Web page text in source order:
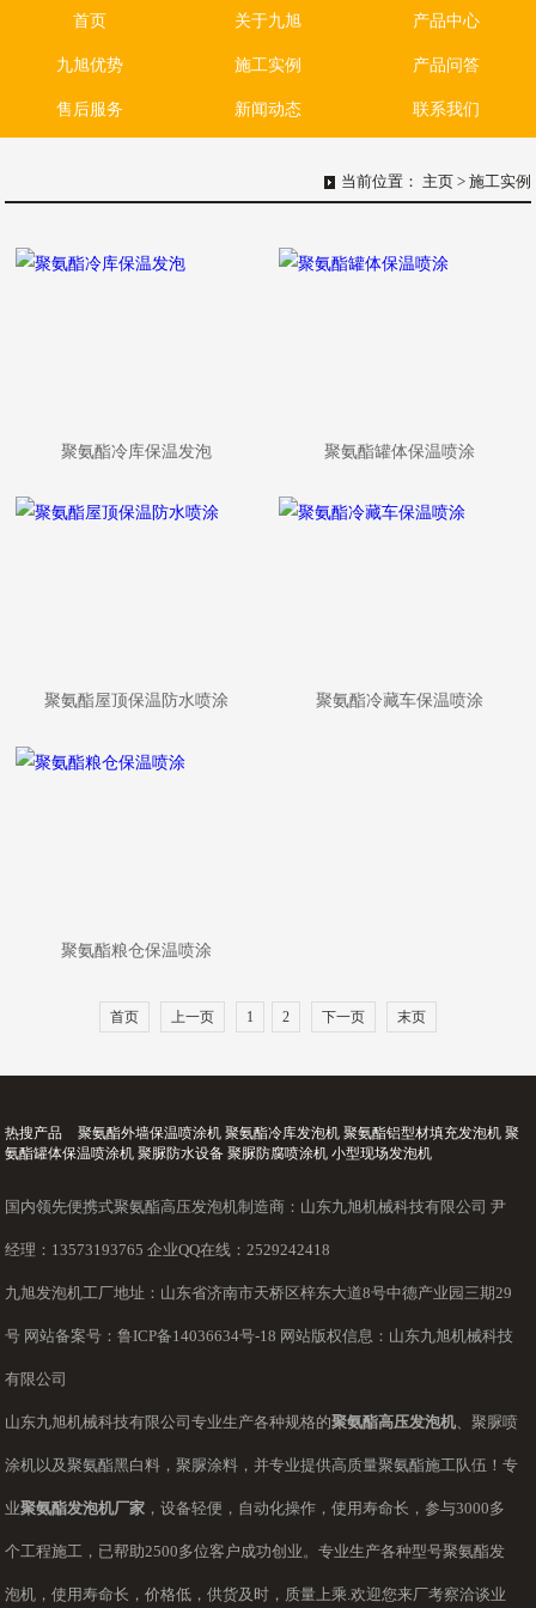
首页 关于九旭 产品中心
九旭优势 施工实例 产品问答
售后服务 新闻动态 联系我们
当前位置： 主页> 施工实例
聚氨酯冷库保温发泡 聚氨酯罐体保温喷涂
聚氨酯屋顶保温防水喷涂 聚氨酯冷藏车保温喷涂
聚氨酯粮仓保温喷涂
首页 上一页 1 2 下一页 末页
热搜产品
聚氨酯外墙保温喷涂机 聚氨酯冷库发泡机 聚氨酯铝型材填充发泡机 聚
氨酯罐体保温喷涂机 聚脲防水设备 聚脲防腐喷涂机 小型现场发泡机
国内领先便携式聚氨酯高压发泡机制造商：山东九旭机械科技有限公司 尹
经理：13573193765 企业QQ在线：2529242418
九旭发泡机工厂地址：山东省济南市天桥区梓东大道8号中德产业园三期29
号 网站备案号：鲁ICP备14036634号-18 网站版权信息：山东九旭机械科技
有限公司
山东九旭机械科技有限公司专业生产各种规格的聚氨酯高压发泡机 、聚脲喷
涂机以及聚氨酯黑白料，聚脲涂料，并专业提供高质量聚氨酯施工队伍！专
业聚氨酯发泡机厂家 ，设备轻便，自动化操作，使用寿命长，参与3000多
个工程施工，已帮助2500多位客户成功创业。专业生产各种型号聚氨酯发
泡机，使用寿命长，价格低，供货及时，质量上乘.欢迎您来厂考察洽谈业